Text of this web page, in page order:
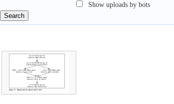
Show uploads by bots